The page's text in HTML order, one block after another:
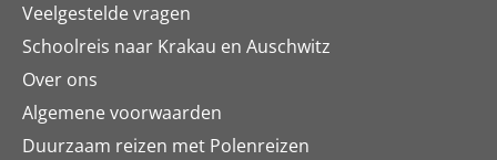
Veelgestelde vragen
Schoolreis naar Krakau en Auschwitz
Over ons
Algemene voorwaarden
Duurzaam reizen met Polenreizen